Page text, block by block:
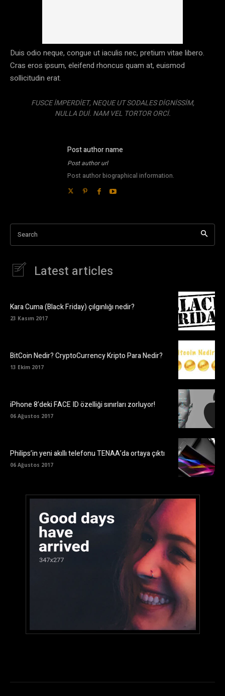
Duis odio neque, congue ut iaculis nec, pretium vitae libero.
Cras eros ipsum, eleifend rhoncus quam at, euismod
sollicitudin erat.
FUSCE IMPERDIET, NEQUE UT SODALES DIGNISSIM,
NULLA DUI. NAM VEL TORTOR ORCI.
Post author name
Post author url
Post author biographical information.
Search
Latest articles
Kara Cuma (Black Friday) çılgınlığı nedir?
23 Kasım 2017
BitCoin Nedir? CryptoCurrency Kripto Para Nedir?
13 Ekim 2017
iPhone 8’deki FACE ID özelliği sınırları zorluyor!
06 Ağustos 2017
Philips’in yeni akıllı telefonu TENAA’da ortaya çıktı
06 Ağustos 2017